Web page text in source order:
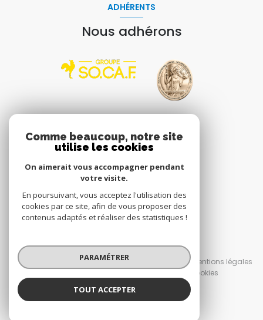
ADHÉRENTS
Nous adhérons
VOTRE ESPACE
Espace propriétaire
SE CONNECTER
© 2026 | Tous droits réservés
Nos honoraires
Nos partenaires
Mentions légales
Cookies
Réalisé par :
Comme beaucoup, notre site
utilise les cookies
On aimerait vous accompagner pendant
votre visite.
En poursuivant, vous acceptez l'utilisation des
cookies par ce site, afin de vous proposer des
contenus adaptés et réaliser des statistiques !
PARAMÉTRER
TOUT ACCEPTER